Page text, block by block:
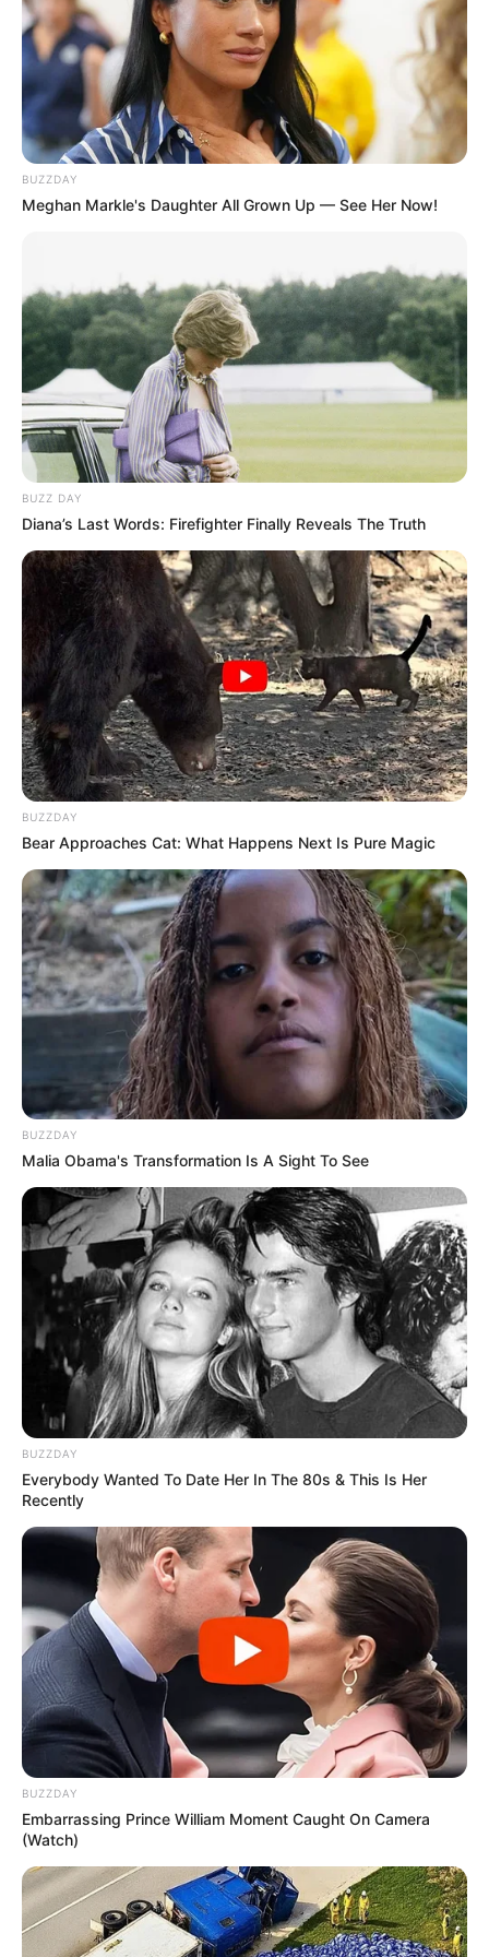
As pinhas são comumente encontradas pelas ruas
de algumas regiões do país. Quando o Natal se
aproxima, muitas pessoas tendem a levar para
casa algumas unidades desse material com a
intenção de produzir belos enfeites natalinos.
Fonte: onelittleproject
4. Para fazer um ornamento colorido, pegue
alguns mini pompons e cole-os por toda a pinha.
Pendure a peça na árvore e veja a mágica
acontecer: um ambiente simples fica com a cara
do Natal em poucos instantes.
Fonte:scissorsandspoons
5. Você também pode tingir a pinha com tinta
spray
para montar uma mini árvore de Natal
muito elegante. O processo é simples e
rápido.
Clique aquipara saber mais sobre esse
enfeite de Natal simples de fazer.
BUZZDAY
Meghan Markle's Daughter All Grown Up — See Her Now!
BUZZ DAY
Diana’s Last Words: Firefighter Finally Reveals The Truth
BUZZDAY
Bear Approaches Cat: What Happens Next Is Pure Magic
BUZZDAY
Malia Obama's Transformation Is A Sight To See
BUZZDAY
Everybody Wanted To Date Her In The 80s & This Is Her
Recently
BUZZDAY
Embarrassing Prince William Moment Caught On Camera
(Watch)